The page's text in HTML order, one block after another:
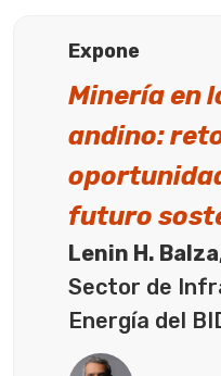
Expone
Minería en
andino:
futuro
Lenin H.
Sector de
Energía del